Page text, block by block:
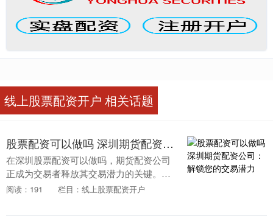
线上股票配资开户 相关话题
股票配资可以做吗 深圳期货配资公司：解锁您的交易潜力
在深圳股票配资可以做吗，期货配资公司
正成为交易者释放其交易潜力的关键。通
过提供杠杆资金，这些公司使交易者能够
平仓线：当....
阅读：191 栏目：线上股票配资开户